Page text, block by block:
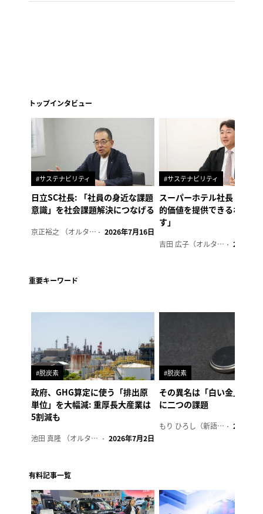
トップインタビュー
#サステナビリティ
日立SC社長: 「社員の身近な課題
意識」を社会課題解決につなげる
京正裕之 （オルタナ副編集長） 2026年7月16日
#サステナビリティ
スーパーホテル社長「地域
的価値を提供できるホテル
す」
吉田 広子（オルタナ輪番編集長） 2026年6
重要キーワード
#脱炭素
政府、GHG算定に使う「排出原
単位」を大幅減: 重厚長大産業は
5割減も
池田 真隆 （オルタナ輪番編集長） 2026年7月2日
#脱炭素
その異名は「白い金」、リ
に二つの課題
もり ひろし（新語ウォッチャー） 2023年7
有料記事一覧